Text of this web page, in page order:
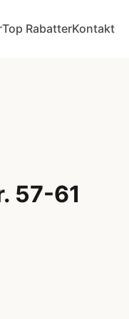
Top RabatterKontakt
57-61